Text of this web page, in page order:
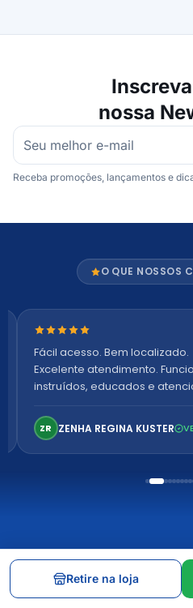
nossa
Receba promoções, lançamentos e
O QUE NOSSOS
Nota 5 de 5 estrelas
Fácil acesso. Bem localizado.
Excelente atendimento.
instruídos, educados e
confortável. Perfeito!
ZR ZENHA REGINA KUSTER
INSTITUCIONAL
Retire na loja